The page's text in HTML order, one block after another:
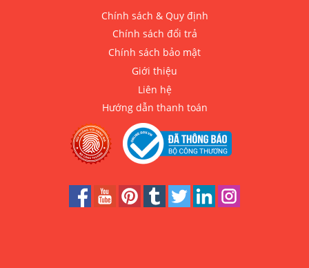
Chính sách & Quy định
Chính sách đổi trả
Chính sách bảo mật
Giới thiệu
Liên hệ
Hướng dẫn thanh toán